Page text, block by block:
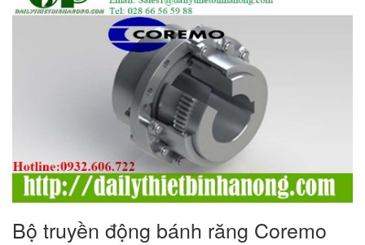
Bộ truyền động bánh răng Coremo